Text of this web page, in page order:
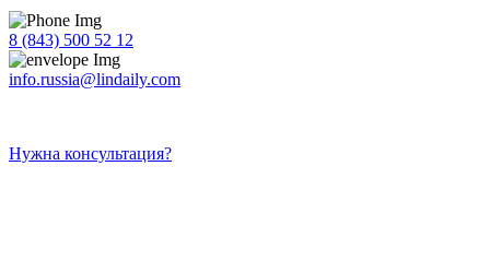
8 (843) 500 52 12
info.russia@lindaily.com
Нужна консультация?